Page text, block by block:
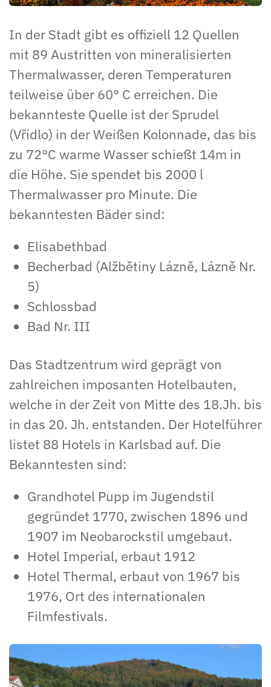
In der Stadt gibt es offiziell 12 Quellen
mit 89 Austritten von mineralisierten
Thermalwasser, deren Temperaturen
teilweise über 60° C erreichen. Die
bekannteste Quelle ist der Sprudel
(Vřídlo) in der Weißen Kolonnade, das bis
zu 72°C warme Wasser schießt 14m in
die Höhe. Sie spendet bis 2000 l
Thermalwasser pro Minute. Die
bekanntesten Bäder sind:
Elisabethbad
Becherbad (Alžbětiny Lázně, Lázně Nr.
5)
Schlossbad
Bad Nr. III
Das Stadtzentrum wird geprägt von
zahlreichen imposanten Hotelbauten,
welche in der Zeit von Mitte des 18.Jh. bis
in das 20. Jh. entstanden. Der Hotelführer
listet 88 Hotels in Karlsbad auf. Die
Bekanntesten sind:
Grandhotel Pupp im Jugendstil
gegründet 1770, zwischen 1896 und
1907 im Neobarockstil umgebaut.
Hotel Imperial, erbaut 1912
Hotel Thermal, erbaut von 1967 bis
1976, Ort des internationalen
Filmfestivals.